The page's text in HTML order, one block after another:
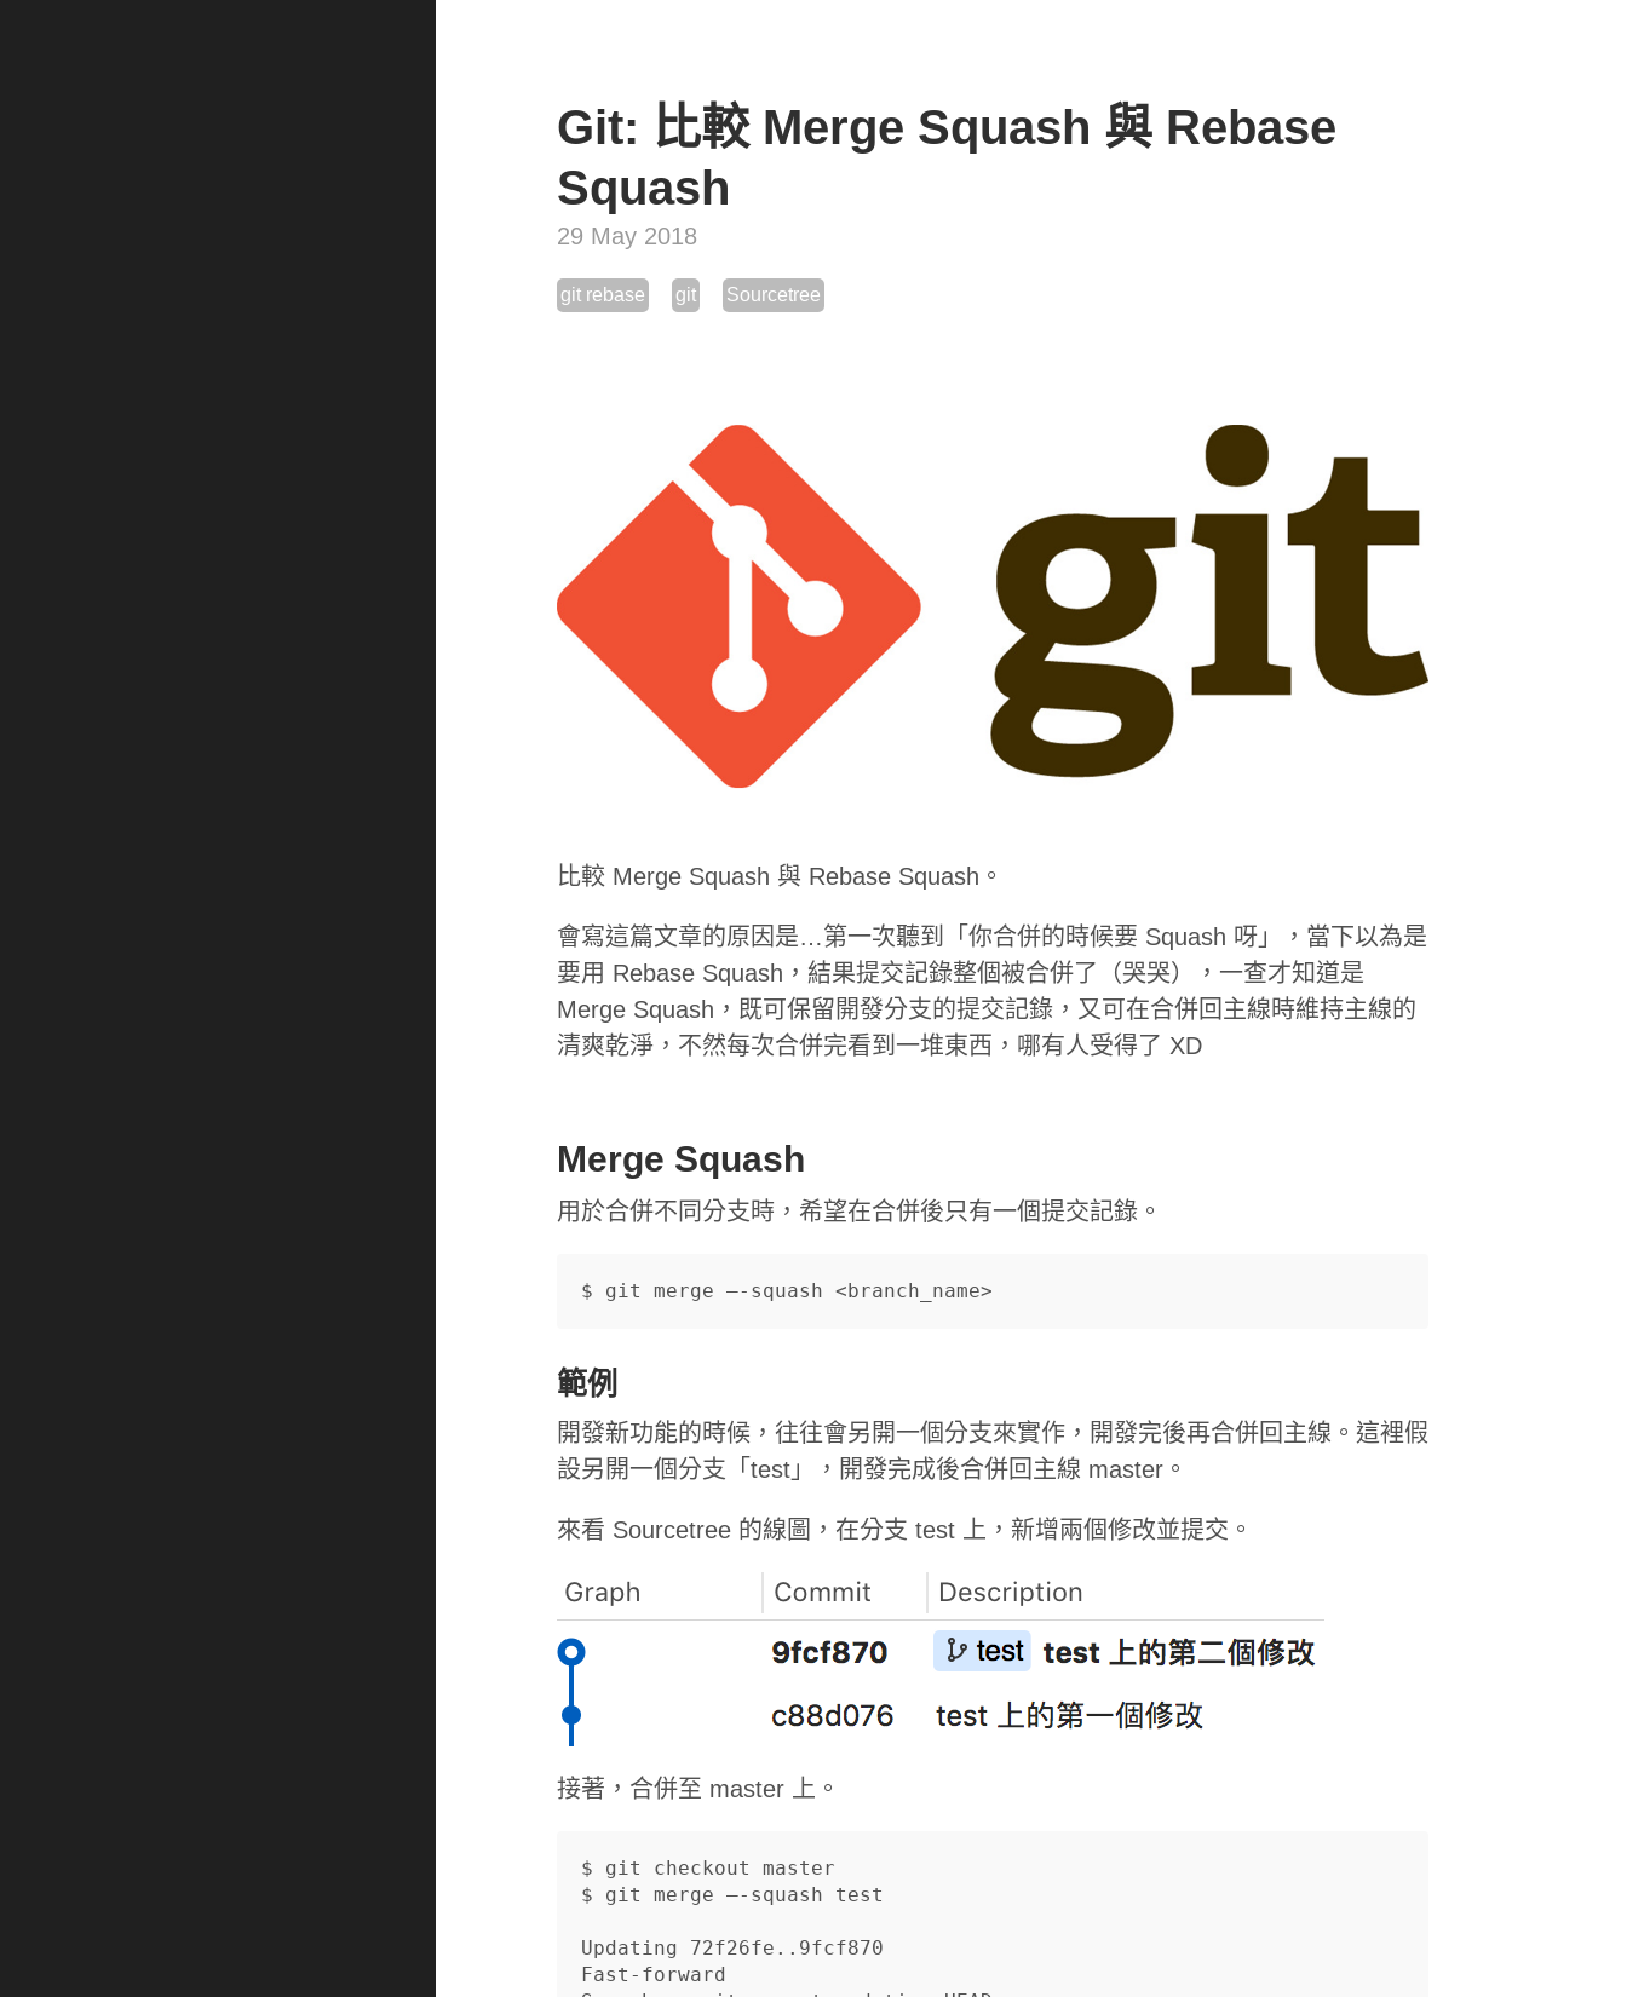
Git: 比較 Merge Squash 與 Rebase
Squash
29 May 2018
git rebase git Sourcetree
比較 Merge Squash 與 Rebase Squash。
會寫這篇文章的原因是…第一次聽到「你合併的時候要 Squash 呀」，當下以為是
要用 Rebase Squash，結果提交記錄整個被合併了（哭哭），一查才知道是
Merge Squash，既可保留開發分支的提交記錄，又可在合併回主線時維持主線的
清爽乾淨，不然每次合併完看到一堆東西，哪有人受得了 XD
Merge Squash
用於合併不同分支時，希望在合併後只有一個提交記錄。
範例
開發新功能的時候，往往會另開一個分支來實作，開發完後再合併回主線。這裡假
設另開一個分支「test」，開發完成後合併回主線 master。
來看 Sourcetree 的線圖，在分支 test 上，新增兩個修改並提交。
接著，合併至 master 上。
$ git checkout master
$ git merge —-squash test
Updating 72f26fe..9fcf870
Fast-forward